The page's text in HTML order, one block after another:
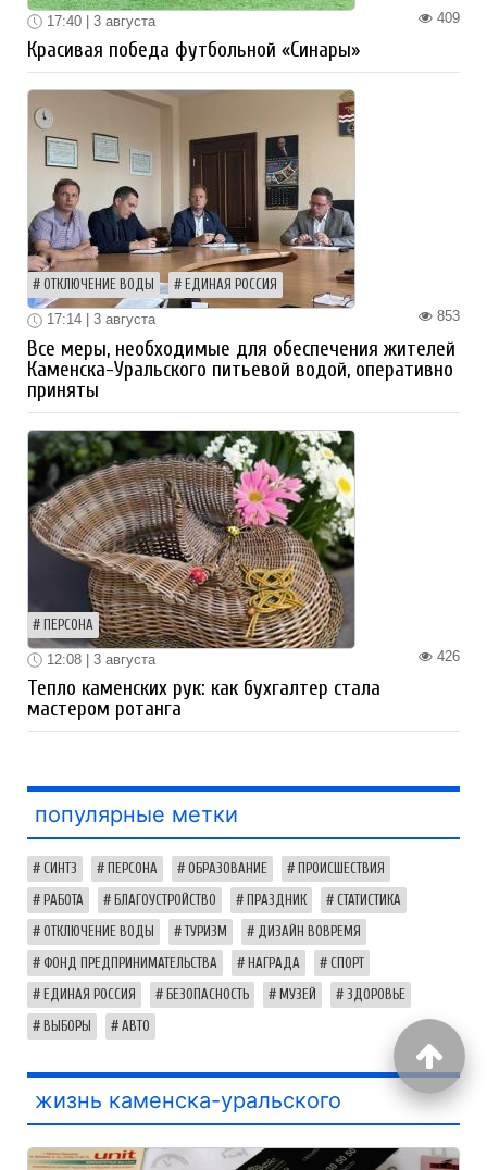
409
17:40 | 3 августа
Красивая победа футбольной «Синары»
ОТКЛЮЧЕНИЕ ВОДЫ ЕДИНАЯ РОССИЯ
853
17:14 | 3 августа
Все меры, необходимые для обеспечения жителей
Каменска-Уральского питьевой водой, оперативно
приняты
ПЕРСОНА
426
12:08 | 3 августа
Тепло каменских рук: как бухгалтер стала
мастером ротанга
популярные метки
СИНТЗ ПЕРСОНА ОБРАЗОВАНИЕ ПРОИСШЕСТВИЯ
РАБОТА БЛАГОУСТРОЙСТВО ПРАЗДНИК СТАТИСТИКА
ОТКЛЮЧЕНИЕ ВОДЫ ТУРИЗМ ДИЗАЙН ВОВРЕМЯ
ФОНД ПРЕДПРИНИМАТЕЛЬСТВА НАГРАДА СПОРТ
ЕДИНАЯ РОССИЯ БЕЗОПАСНОСТЬ МУЗЕЙ ЗДОРОВЬЕ
ВЫБОРЫ АВТО
жизнь каменска-уральского